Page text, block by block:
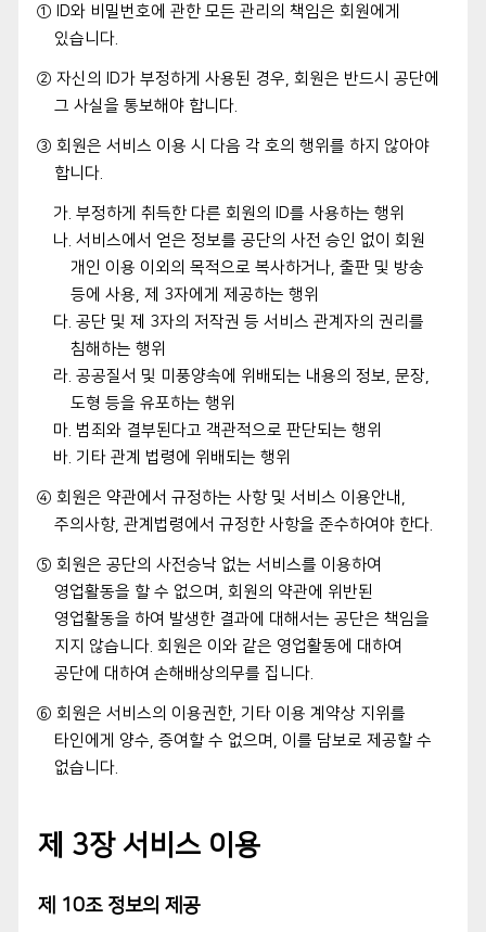
① ID와 비밀번호에 관한 모든 관리의 책임은 회원에게
있습니다.
② 자신의 ID가 부정하게 사용된 경우, 회원은 반드시 공단에
그 사실을 통보해야 합니다.
③ 회원은 서비스 이용 시 다음 각 호의 행위를 하지 않아야
합니다.
가. 부정하게 취득한 다른 회원의 ID를 사용하는 행위
나. 서비스에서 얻은 정보를 공단의 사전 승인 없이 회원
개인 이용 이외의 목적으로 복사하거나, 출판 및 방송
등에 사용, 제 3자에게 제공하는 행위
다. 공단 및 제 3자의 저작권 등 서비스 관계자의 권리를
침해하는 행위
라. 공공질서 및 미풍양속에 위배되는 내용의 정보, 문장,
도형 등을 유포하는 행위
마. 범죄와 결부된다고 객관적으로 판단되는 행위
바. 기타 관계 법령에 위배되는 행위
④ 회원은 약관에서 규정하는 사항 및 서비스 이용안내,
주의사항, 관계법령에서 규정한 사항을 준수하여야 한다.
⑤ 회원은 공단의 사전승낙 없는 서비스를 이용하여
영업활동을 할 수 없으며, 회원의 약관에 위반된
영업활동을 하여 발생한 결과에 대해서는 공단은 책임을
지지 않습니다. 회원은 이와 같은 영업활동에 대하여
공단에 대하여 손해배상의무를 집니다.
⑥ 회원은 서비스의 이용권한, 기타 이용 계약상 지위를
타인에게 양수, 증여할 수 없으며, 이를 담보로 제공할 수
없습니다.
제 3장 서비스 이용
제 10조 정보의 제공